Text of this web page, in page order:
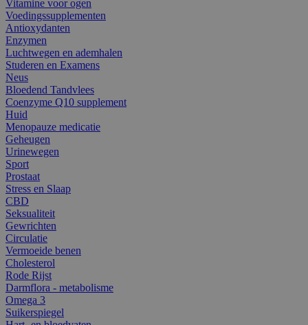
Vitamine voor ogen
Voedingssupplementen
Antioxydanten
Enzymen
Luchtwegen en ademhalen
Studeren en Examens
Neus
Bloedend Tandvlees
Coenzyme Q10 supplement
Huid
Menopauze medicatie
Geheugen
Urinewegen
Sport
Prostaat
Stress en Slaap
CBD
Seksualiteit
Gewrichten
Circulatie
Vermoeide benen
Cholesterol
Rode Rijst
Darmflora - metabolisme
Omega 3
Suikerspiegel